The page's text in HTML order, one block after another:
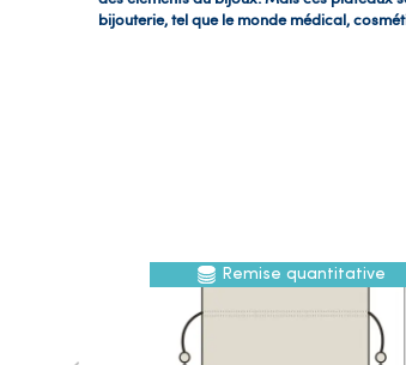
bijouterie, tel que le monde médical,
Remise quantitative